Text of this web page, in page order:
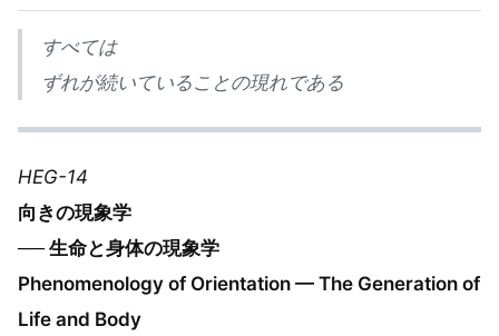
すべては
ずれが続いていることの現れである
HEG-14
向きの現象学
── 生命と身体の現象学
Phenomenology of Orientation — The Generation of
Life and Body